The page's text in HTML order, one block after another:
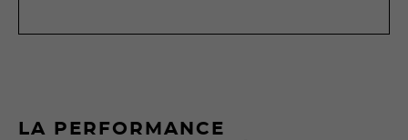
LA PERFORMANCE